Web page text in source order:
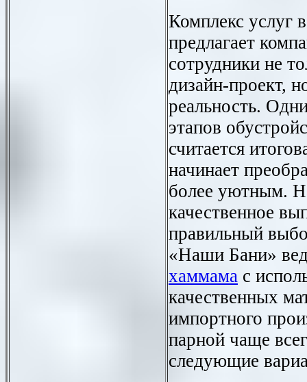
Комплекс услуг
предлагает
сотрудники не
дизайн-проект,
реальность.
этапов
считается
начинает
более уютным.
качественное
правильный
«Наши Бани»
хаммама с
качественных
импортного
парной чаще
следующие